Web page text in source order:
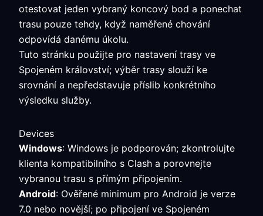
otestovat jeden vybraný koncový bod a ponechat
trasu pouze tehdy, když naměřené chování
odpovídá danému úkolu.
Tuto stránku použijte pro nastavení trasy ve
Spojeném království; výběr trasy slouží ke
srovnání a nepředstavuje příslib konkrétního
výsledku služby.
Devices
Windows: Windows je podporován; zkontrolujte
klienta kompatibilního s Clash a porovnejte
vybranou trasu s přímým připojením.
Android: Ověřené minimum pro Android je verze
7.0 nebo novější; po připojení ve Spojeném